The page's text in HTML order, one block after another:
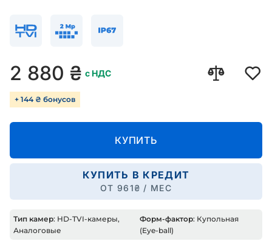
2 880 ₴ с НДС
+ 144 ₴ бонусов
КУПИТЬ
КУПИТЬ В КРЕДИТ
ОТ961₴ / МЕС
Тип камер: HD-TVI-камеры,
Аналоговые
Форм-фактор: Купольная
(Eye-ball)